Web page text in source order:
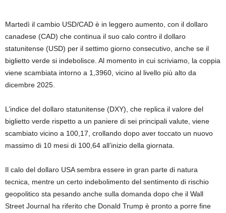
Martedì il cambio USD/CAD è in leggero aumento, con il dollaro
canadese (CAD) che continua il suo calo contro il dollaro
statunitense (USD) per il settimo giorno consecutivo, anche se il
biglietto verde si indebolisce. Al momento in cui scriviamo, la coppia
viene scambiata intorno a 1,3960, vicino al livello più alto da
dicembre 2025.
L’indice del dollaro statunitense (DXY), che replica il valore del
biglietto verde rispetto a un paniere di sei principali valute, viene
scambiato vicino a 100,17, crollando dopo aver toccato un nuovo
massimo di 10 mesi di 100,64 all’inizio della giornata.
Il calo del dollaro USA sembra essere in gran parte di natura
tecnica, mentre un certo indebolimento del sentimento di rischio
geopolitico sta pesando anche sulla domanda dopo che il Wall
Street Journal ha riferito che Donald Trump è pronto a porre fine